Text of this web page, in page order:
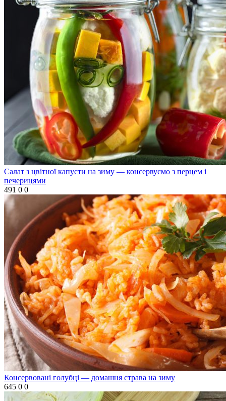
Салат з цвітної капусти на зиму — консервуємо з перцем і
печерицями
491 0 0
Консервовані голубці — домашня страва на зиму
645 0 0